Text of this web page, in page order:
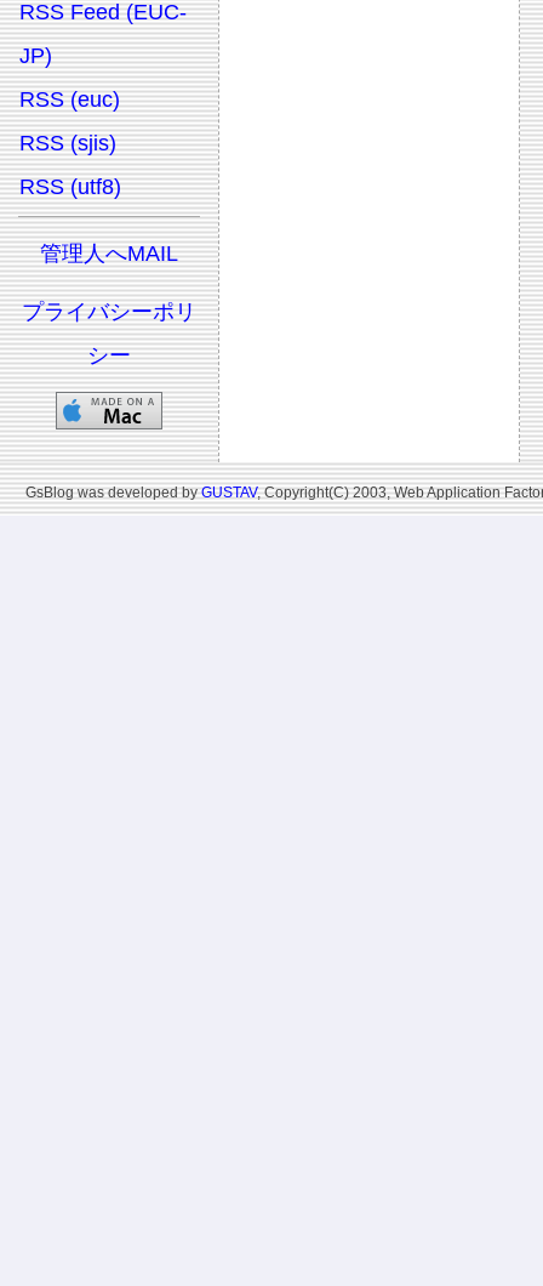
RSS Feed (EUC-
JP)
RSS (euc)
RSS (sjis)
RSS (utf8)
管理人へMAIL
プライバシーポリ
シー
GsBlog was developed byGUSTAV, Copyright(C) 2003, Web Application